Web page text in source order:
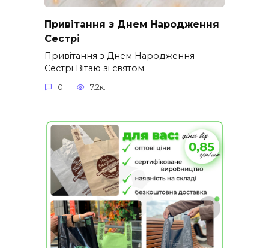
Привітання з Днем Народження
Сестрі
Привітання з Днем Народження
Сестрі Вітаю зі святом
0 7.2к.